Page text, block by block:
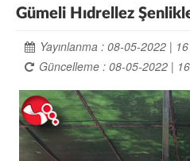
Gümeli Hıdrellez
Yayınlanma : 08-05-2022 |
Güncelleme : 08-05-2022 |